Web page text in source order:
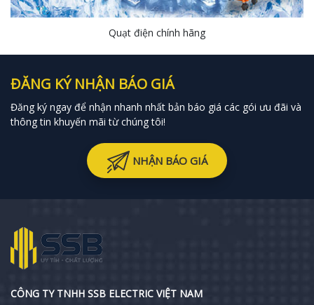
Quạt điện chính hãng
ĐĂNG KÝ NHẬN BÁO GIÁ
Đăng ký ngay để nhận nhanh nhất bản báo giá các gói ưu đãi và
thông tin khuyến mãi từ chúng tôi!
NHẬN BÁO GIÁ
CÔNG TY TNHH SSB ELECTRIC VIỆT NAM